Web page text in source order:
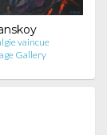
vaincue
Gallery